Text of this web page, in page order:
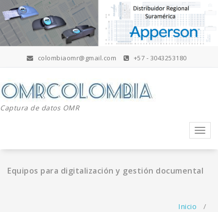
Saltar
al
contenido
colombiaomr@gmail.com +57 - 3043253180
Captura de datos OMR
la
Equipos para digitalización y gestión documental
Inicio /